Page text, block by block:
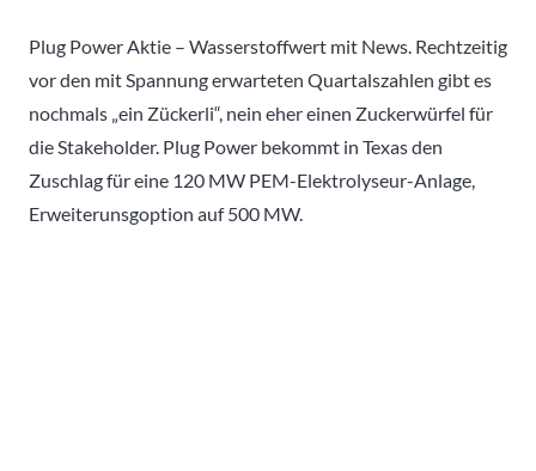
Plug Power Aktie – Wasserstoffwert mit News. Rechtzeitig
vor den mit Spannung erwarteten Quartalszahlen gibt es
nochmals „ein Zückerli“, nein eher einen Zuckerwürfel für
die Stakeholder. Plug Power bekommt in Texas den
Zuschlag für eine 120 MW PEM-Elektrolyseur-Anlage,
Erweiterunsgoption auf 500 MW.